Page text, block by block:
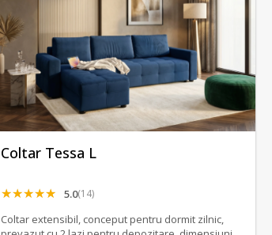
Coltar Tessa L
5.0(14)
Coltar extensibil, conceput pentru dormit zilnic,